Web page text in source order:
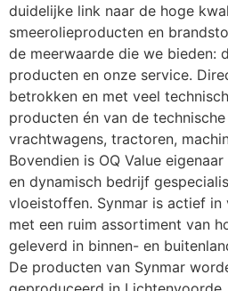
duidelijke link naar de hoge
smeerolieproducten en
de meerwaarde die we bieden:
producten en onze service.
betrokken en met veel
producten én van de technische
vrachtwagens, tractoren,
Bovendien is OQ Value
en dynamisch bedrijf
vloeistoffen. Synmar is actief in
met een ruim assortiment van
geleverd in binnen- en
De producten van Synmar